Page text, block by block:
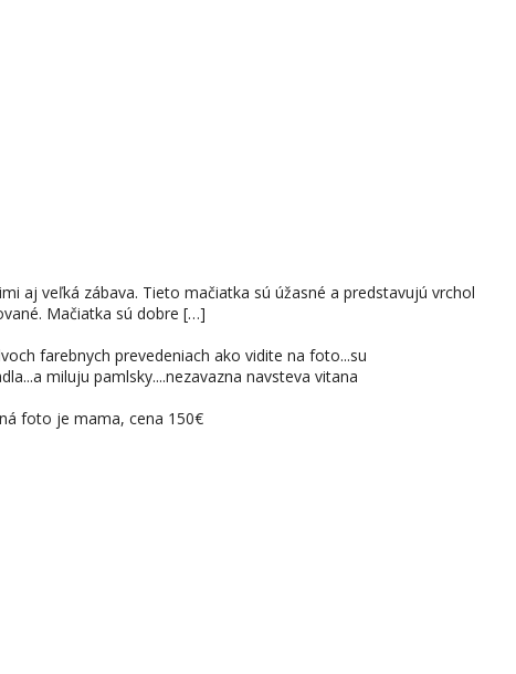
aj veľká zábava. Tieto mačiatka sú úžasné a predstavujú vrchol
Mačiatka sú dobre […]
farebnych prevedeniach ako vidite na foto...su
miluju pamlsky....nezavazna navsteva vitana
foto je mama, cena 150€